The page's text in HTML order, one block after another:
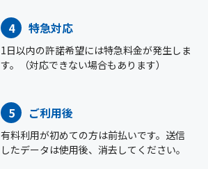
特急対応
1日以内の許諾希望には特急料金が発生しま
す。（対応できない場合もあります）
ご利用後
有料利用が初めての方は前払いです。送信
したデータは使用後、消去してください。